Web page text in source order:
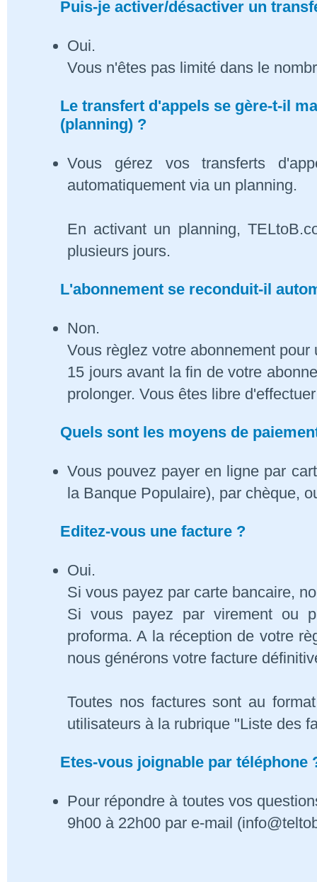
Puis-je activer/désactiver un
Oui.
Vous n'êtes pas limité dans le
Le transfert d'appels se gère-t-il
(planning) ?
Vous gérez vos transferts
automatiquement via un planning.
En activant un planning,
plusieurs jours.
L'abonnement se reconduit-il
Non.
Vous règlez votre abonnement
15 jours avant la fin de votre
prolonger. Vous êtes libre
Quels sont les moyens de
Vous pouvez payer en ligne par
la Banque Populaire), par chèque,
Editez-vous une facture ?
Oui.
Si vous payez par carte bancaire,
Si vous payez par virement ou
proforma. A la réception de votre
nous générons votre facture
Toutes nos factures sont au
utilisateurs à la rubrique "Liste des
Etes-vous joignable par téléphone
Pour répondre à toutes vos
9h00 à 22h00 par e-mail